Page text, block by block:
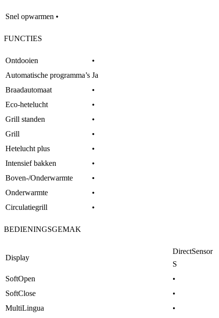
Snel opwarmen •
FUNCTIES
Ontdooien
•
Automatische programma’s Ja
Braadautomaat
•
Eco-hetelucht
•
Grill standen
•
Grill
•
Hetelucht plus
•
Intensief bakken
•
Boven-/Onderwarmte
•
Onderwarmte
•
Circulatiegrill
•
BEDIENINGSGEMAK
Display
DirectSensor
S
SoftOpen
•
SoftClose
•
MultiLingua
•